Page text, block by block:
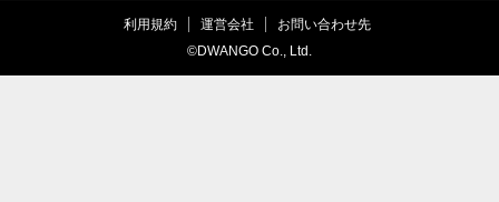
利用規約 運営会社
お問い合わせ先
©DWANGO Co., Ltd.